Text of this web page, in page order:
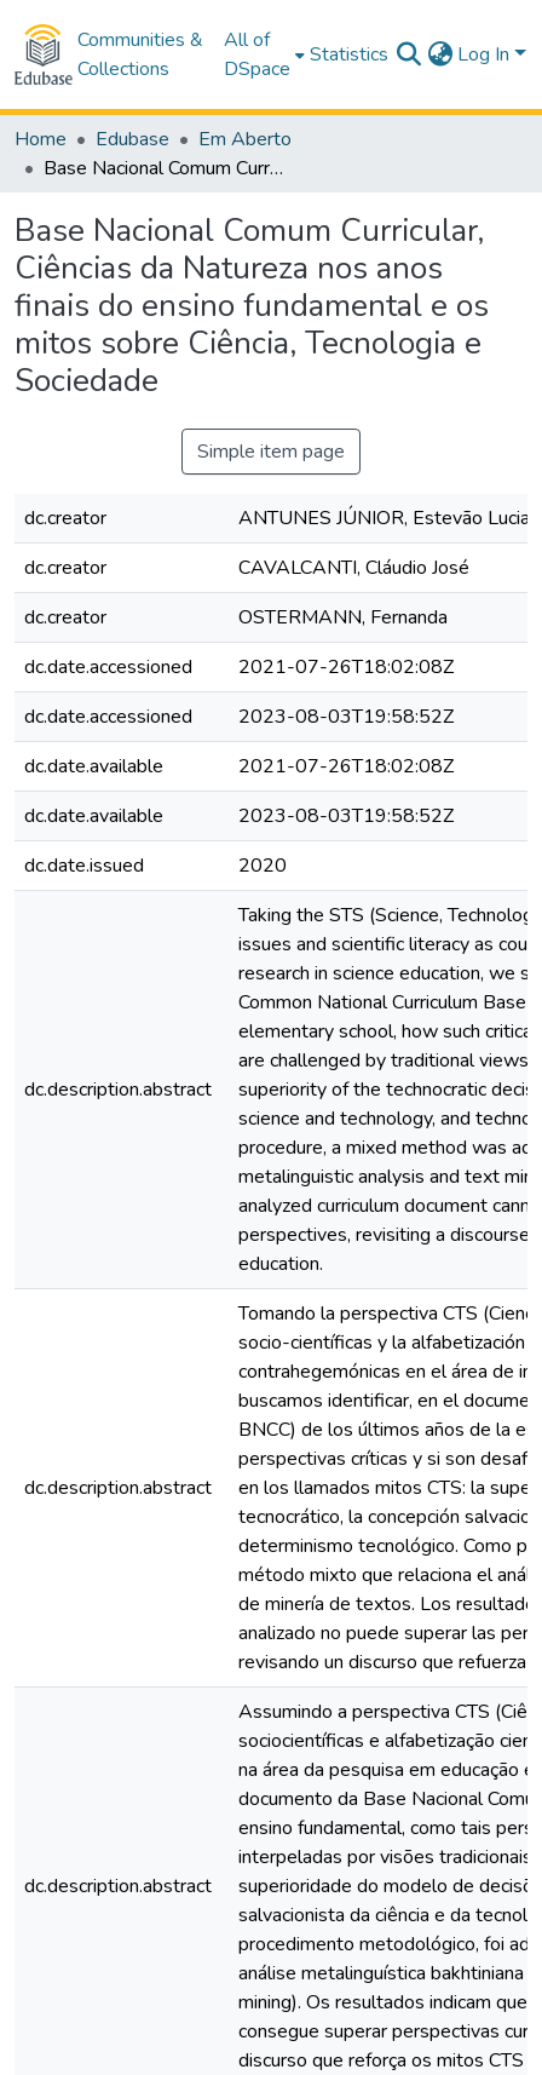
Communities &
Collections
All of
DSpace
Statistics Log In
Home Edubase
Em Aberto
Base Nacional Comum Curricular, Ciências da Natureza nos anos finais do ensino fundamental e os mitos sobre Ciência, Tecnologia e Sociedade
Base Nacional Comum Curricular,
Ciências da Natureza nos anos
finais do ensino fundamental e os
mitos sobre Ciência, Tecnologia e
Sociedade
Simple item page
dc.creator
ANTUNES JÚNIOR, Estevão
dc.creator
CAVALCANTI, Cláudio José
dc.creator
OSTERMANN, Fernanda
dc.date.accessioned
2021-07-26T18:02:08Z
dc.date.accessioned
2023-08-03T19:58:52Z
dc.date.available
2021-07-26T18:02:08Z
dc.date.available
2023-08-03T19:58:52Z
dc.date.issued
2020
dc.description.abstract
Taking the STS (Science,
issues and scientific literacy as
research in science education, we
Common National Curriculum Base
elementary school, how such
are challenged by traditional views
superiority of the technocratic
science and technology, and
procedure, a mixed method was
metalinguistic analysis and text
analyzed curriculum document
perspectives, revisiting a discourse
education.
dc.description.abstract
Tomando la perspectiva CTS
socio-científicas y la alfabetización
contrahegemónicas en el área de
buscamos identificar, en el
BNCC) de los últimos años de la
perspectivas críticas y si son
en los llamados mitos CTS: la
tecnocrático, la concepción
determinismo tecnológico. Como
método mixto que relaciona el
de minería de textos. Los
analizado no puede superar las
revisando un discurso que refuerza
dc.description.abstract
Assumindo a perspectiva CTS
sociocientíficas e alfabetização
na área da pesquisa em educação
documento da Base Nacional
ensino fundamental, como tais
interpeladas por visões tradicionais
superioridade do modelo de
salvacionista da ciência e da
procedimento metodológico, foi
análise metalinguística bakhtiniana
mining). Os resultados indicam que
consegue superar perspectivas
discurso que reforça os mitos CTS